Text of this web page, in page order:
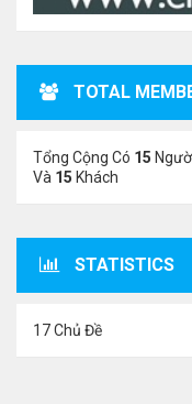
TOTAL
Tổng Cộng Có 15
Và 15 Khách
STATISTICS
17 Chủ Đề